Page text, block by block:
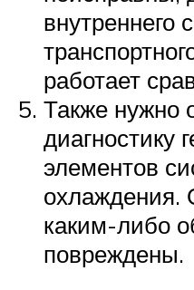
внутреннего
работает
Также нужно
диагностику
элементов
охлаждения.
каким-либо
повреждены.